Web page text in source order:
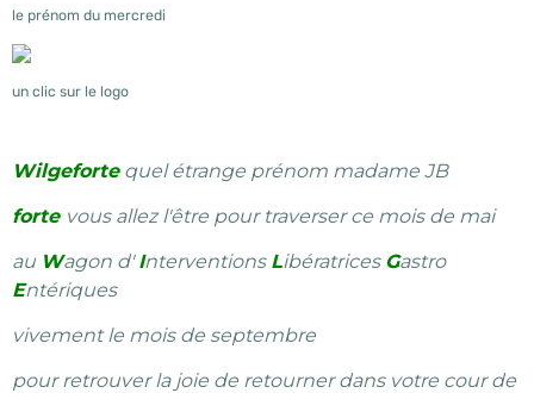
le prénom du mercredi
un clic sur le logo
Wilgefortequel étrange prénom madame JB
forte vous allez l'être pour traverser ce mois de mai
au Wagon d'Interventions Libératrices Gastro
Entériques
vivement le mois de septembre
pour retrouver la joie de retourner dans votre cour de